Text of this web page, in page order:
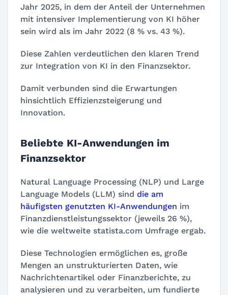
Jahr 2025, in dem der Anteil der Unternehmen
mit intensiver Implementierung von KI höher
sein wird als im Jahr 2022 (8 % vs. 43 %).
Diese Zahlen verdeutlichen den klaren Trend
zur Integration von KI in den Finanzsektor.
Damit verbunden sind die Erwartungen
hinsichtlich Effizienzsteigerung und
Innovation.
Beliebte KI-Anwendungen im
Finanzsektor
Natural Language Processing (NLP) und Large
Language Models (LLM) sind die am
häufigsten genutzten KI-Anwendungen im
Finanzdienstleistungssektor (jeweils 26 %),
wie die weltweite statista.com Umfrage ergab.
Diese Technologien ermöglichen es, große
Mengen an unstrukturierten Daten, wie
Nachrichtenartikel oder Finanzberichte, zu
analysieren und zu verarbeiten, um fundierte